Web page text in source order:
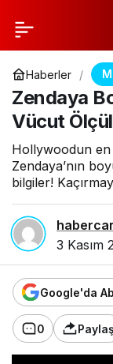
Haberler
Zendaya
Vücut
Hollywoodun
Zendaya’nın
bilgiler!
3 Kasım
Google'da
0 Paylaş